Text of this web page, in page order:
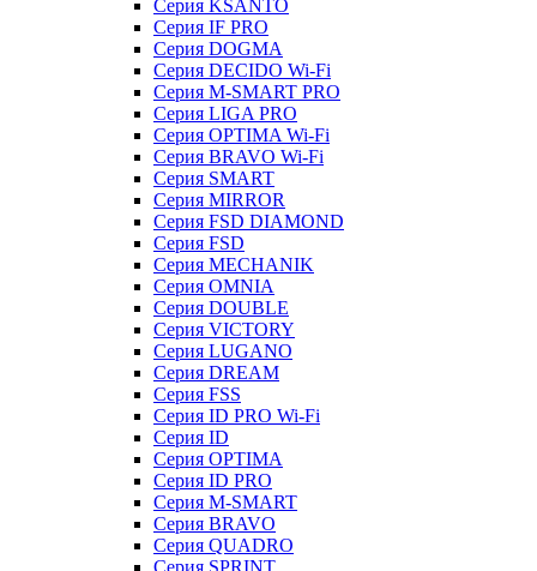
Серия KSANTO
Серия IF PRO
Серия DOGMA
Серия DECIDO Wi-Fi
Серия M-SMART PRO
Серия LIGA PRO
Серия OPTIMA Wi-Fi
Серия BRAVO Wi-Fi
Серия SMART
Серия MIRROR
Серия FSD DIAMOND
Серия FSD
Серия MECHANIK
Серия OMNIA
Серия DOUBLE
Серия VICTORY
Серия LUGANO
Серия DREAM
Серия FSS
Серия ID PRO Wi-Fi
Серия ID
Серия OPTIMA
Серия ID PRO
Серия M-SMART
Серия BRAVO
Серия QUADRO
Серия SPRINT